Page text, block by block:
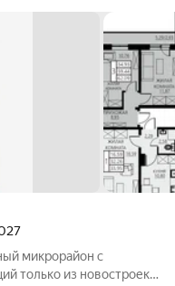
микрорайон с
только из новостроек.